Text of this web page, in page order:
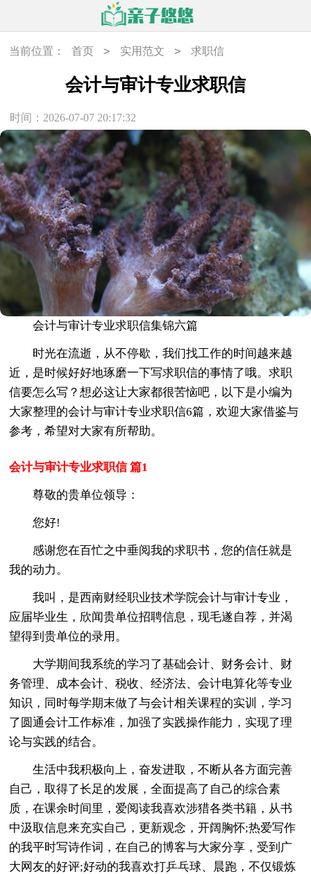
当前位置： 首页 > 实用范文 > 求职信
会计与审计专业求职信
时间：2026-07-07 20:17:32
会计与审计专业求职信集锦六篇
时光在流逝，从不停歇，我们找工作的时间越来越
近，是时候好好地琢磨一下写求职信的事情了哦。求职
信要怎么写？想必这让大家都很苦恼吧，以下是小编为
大家整理的会计与审计专业求职信6篇，欢迎大家借鉴与
参考，希望对大家有所帮助。
会计与审计专业求职信 篇1
尊敬的贵单位领导：
您好!
感谢您在百忙之中垂阅我的求职书，您的信任就是
我的动力。
我叫，是西南财经职业技术学院会计与审计专业，
应届毕业生，欣闻贵单位招聘信息，现毛遂自荐，并渴
望得到贵单位的录用。
大学期间我系统的学习了基础会计、财务会计、财
务管理、成本会计、税收、经济法、会计电算化等专业
知识，同时每学期末做了与会计相关课程的实训，学习
了圆通会计工作标准，加强了实践操作能力，实现了理
论与实践的结合。
生活中我积极向上，奋发进取，不断从各方面完善
自己，取得了长足的发展，全面提高了自己的综合素
质，在课余时间里，爱阅读我喜欢涉猎各类书籍，从书
中汲取信息来充实自己，更新观念，开阔胸怀;热爱写作
的我平时写诗作词，在自己的博客与大家分享，受到广
大网友的好评;好动的我喜欢打乒乓球、晨跑，不仅锻炼